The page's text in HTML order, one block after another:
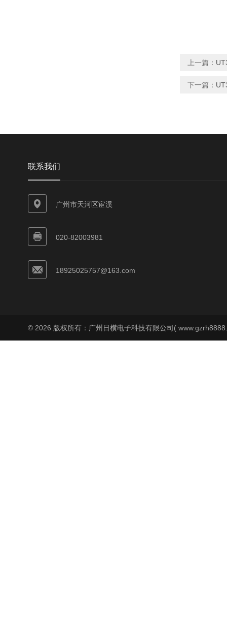
上一篇：
下一篇：
联系我们
广州市天河区宦溪
020-82003981
18925025757@163.com
© 2026 版权所有：广州日横电子科技有限公司(